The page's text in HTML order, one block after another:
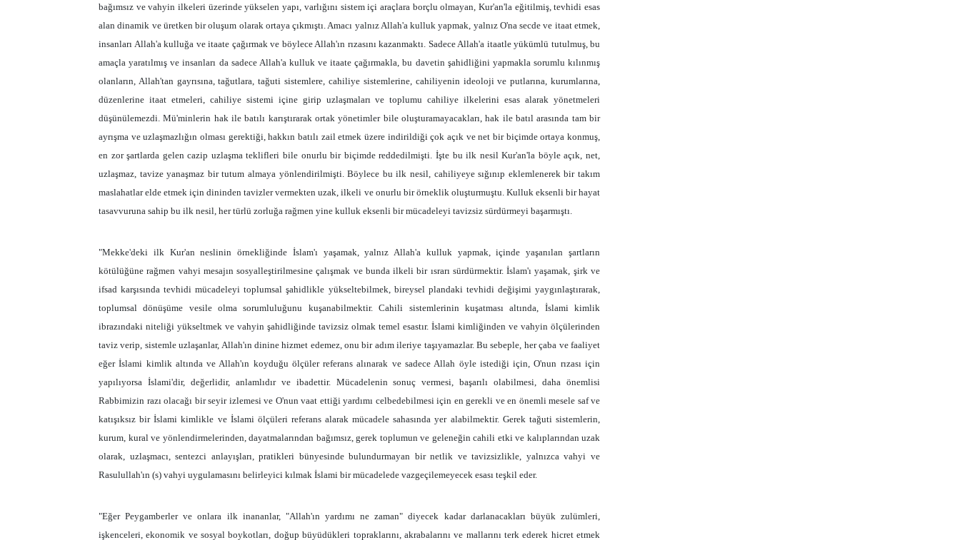
bağımsız ve vahyin ilkeleri üzerinde yükselen yapı, varlığını sistem içi araçlara borçlu olmayan, Kur'an'la eğitilmiş, tevhidi esas
alan dinamik ve üretken bir oluşum olarak ortaya çıkmıştı. Amacı yalnız Allah'a kulluk yapmak, yalnız O'na secde ve itaat etmek,
insanları Allah'a kulluğa ve itaate çağırmak ve böylece Allah'ın rızasını kazanmaktı. Sadece Allah'a itaatle yükümlü tutulmuş, bu
amaçla yaratılmış ve insanları da sadece Allah'a kulluk ve itaate çağırmakla, bu davetin şahidliğini yapmakla sorumlu kılınmış
olanların, Allah'tan gayrısına, tağutlara, tağuti sistemlere, cahiliye sistemlerine, cahiliyenin ideoloji ve putlarına, kurumlarına,
düzenlerine itaat etmeleri, cahiliye sistemi içine girip uzlaşmaları ve toplumu cahiliye ilkelerini esas alarak yönetmeleri
düşünülemezdi. Mü'minlerin hak ile batılı karıştırarak ortak yönetimler bile oluşturamayacakları, hak ile batıl arasında tam bir
ayrışma ve uzlaşmazlığın olması gerektiği, hakkın batılı zail etmek üzere indirildiği çok açık ve net bir biçimde ortaya konmuş,
en zor şartlarda gelen cazip uzlaşma teklifleri bile onurlu bir biçimde reddedilmişti. İşte bu ilk nesil Kur'an'la böyle açık, net,
uzlaşmaz, tavize yanaşmaz bir tutum almaya yönlendirilmişti. Böylece bu ilk nesil, cahiliyeye sığınıp eklemlenerek bir takım
maslahatlar elde etmek için dininden tavizler vermekten uzak, ilkeli ve onurlu bir örneklik oluşturmuştu. Kulluk eksenli bir hayat
tasavvuruna sahip bu ilk nesil, her türlü zorluğa rağmen yine kulluk eksenli bir mücadeleyi tavizsiz sürdürmeyi başarmıştı.
"Mekke'deki ilk Kur'an neslinin örnekliğinde İslam'ı yaşamak, yalnız Allah'a kulluk yapmak, içinde yaşanılan şartların
kötülüğüne rağmen vahyi mesajın sosyalleştirilmesine çalışmak ve bunda ilkeli bir ısrarı sürdürmektir. İslam'ı yaşamak, şirk ve
ifsad karşısında tevhidi mücadeleyi toplumsal şahidlikle yükseltebilmek, bireysel plandaki tevhidi değişimi yaygınlaştırarak,
toplumsal dönüşüme vesile olma sorumluluğunu kuşanabilmektir. Cahili sistemlerinin kuşatması altında, İslami kimlik
ibrazındaki niteliği yükseltmek ve vahyin şahidliğinde tavizsiz olmak temel esastır. İslami kimliğinden ve vahyin ölçülerinden
taviz verip, sistemle uzlaşanlar, Allah'ın dinine hizmet edemez, onu bir adım ileriye taşıyamazlar. Bu sebeple, her çaba ve faaliyet
eğer İslami kimlik altında ve Allah'ın koyduğu ölçüler referans alınarak ve sadece Allah öyle istediği için, O'nun rızası için
yapılıyorsa İslami'dir, değerlidir, anlamlıdır ve ibadettir. Mücadelenin sonuç vermesi, başarılı olabilmesi, daha önemlisi
Rabbimizin razı olacağı bir seyir izlemesi ve O'nun vaat ettiği yardımı celbedebilmesi için en gerekli ve en önemli mesele saf ve
katışıksız bir İslami kimlikle ve İslami ölçüleri referans alarak mücadele sahasında yer alabilmektir. Gerek tağuti sistemlerin,
kurum, kural ve yönlendirmelerinden, dayatmalarından bağımsız, gerek toplumun ve geleneğin cahili etki ve kalıplarından uzak
olarak, uzlaşmacı, sentezci anlayışları, pratikleri bünyesinde bulundurmayan bir netlik ve tavizsizlikle, yalnızca vahyi ve
Rasulullah'ın (s) vahyi uygulamasını belirleyici kılmak İslami bir mücadelede vazgeçilemeyecek esası teşkil eder.
"Eğer Peygamberler ve onlara ilk inananlar, "Allah'ın yardımı ne zaman" diyecek kadar darlanacakları büyük zulümleri,
işkenceleri, ekonomik ve sosyal boykotları, doğup büyüdükleri topraklarını, akrabalarını ve mallarını terk ederek hicret etmek